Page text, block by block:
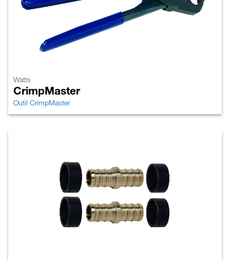
Watts
CrimpMaster
Outil CrimpMaster